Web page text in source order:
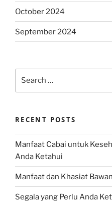
October 2024
September 2024
RECENT POSTS
Manfaat Cabai untuk
Anda Ketahui
Manfaat dan Khasiat
Segala yang Perlu Anda